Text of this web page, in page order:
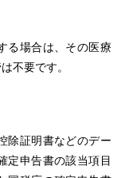
る場合は、その医療
不要です。
除証明書などのデー
定申告書の該当項目